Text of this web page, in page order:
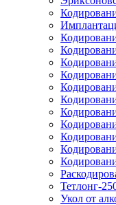
Тетлонг-
Укол от